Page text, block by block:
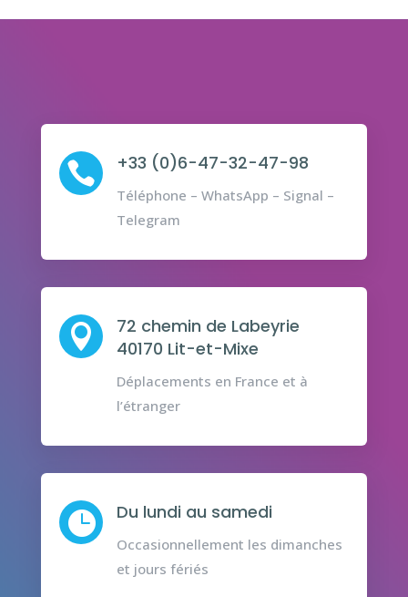
 +33 (0)6-47-32-47-98
Téléphone – WhatsApp – Signal –
Telegram

72 chemin de Labeyrie
40170 Lit-et-Mixe
Déplacements en France et à
l’étranger
 Du lundi au samedi
Occasionnellement les dimanches
et jours fériés